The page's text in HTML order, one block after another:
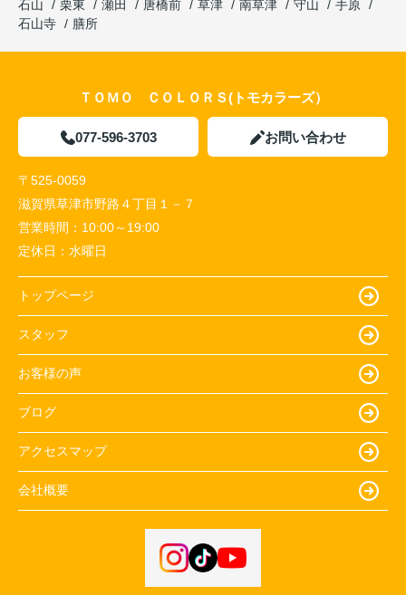
石山
栗東 瀬田 唐橋前 草津 南草津 守山
手原
石山寺
膳所
ＴＯＭＯ ＣＯＬＯＲＳ(トモカラーズ）
077-596-3703 お問い合わせ
〒525-0059
滋賀県草津市野路４丁目１－７
営業時間： 10:00～19:00
定休日： 水曜日
トップページ
スタッフ
お客様の声
ブログ
アクセスマップ
会社概要